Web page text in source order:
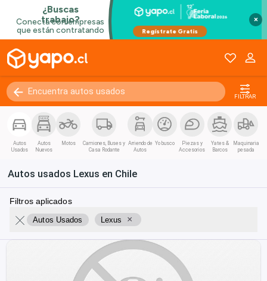
×
FILTRAR
Autos
Usados
Autos
Nuevos
Motos
Camiones, Buses y
Casa Rodante
Arriendo de
Autos
Yo busco
Piezas y
Accesorios
Yates &
Barcos
Maquinaria
pesada
Autos usados Lexus en Chile
Filtros aplicados
Autos Usados Lexus ×